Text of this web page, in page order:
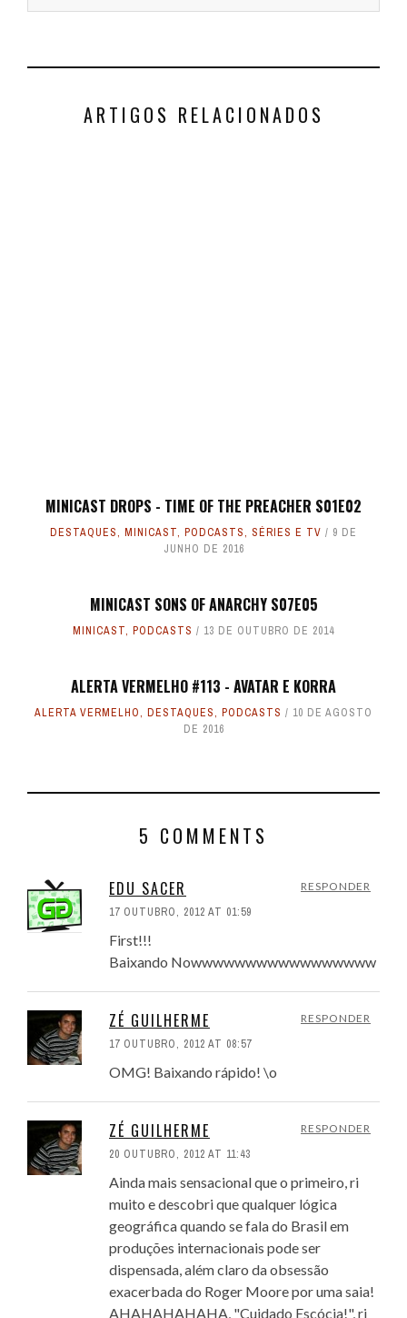
ARTIGOS RELACIONADOS
MINICAST DROPS - TIME OF THE PREACHER S01E02
DESTAQUES, MINICAST, PODCASTS, SÉRIES E TV
9 DE
JUNHO DE 2016
MINICAST SONS OF ANARCHY S07E05
MINICAST, PODCASTS 13 DE OUTUBRO DE 2014
ALERTA VERMELHO #113 - AVATAR E KORRA
ALERTA VERMELHO, DESTAQUES, PODCASTS
10 DE AGOSTO
DE 2016
5 COMMENTS
EDU SACER
17 OUTUBRO, 2012 AT 01:59
RESPONDER
First!!!
Baixando Nowwwwwwwwwwwwwwwww
ZÉ GUILHERME
17 OUTUBRO, 2012 AT 08:57
RESPONDER
OMG! Baixando rápido! \o
ZÉ GUILHERME
20 OUTUBRO, 2012 AT 11:43
RESPONDER
Ainda mais sensacional que o primeiro, ri
muito e descobri que qualquer lógica
geográfica quando se fala do Brasil em
produções internacionais pode ser
dispensada, além claro da obsessão
exacerbada do Roger Moore por uma saia!
AHAHAHAHAHA, "Cuidado Escócia!", ri